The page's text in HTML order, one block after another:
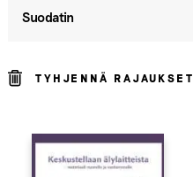
Suodatin
TYHJENNÄ RAJAUKSET